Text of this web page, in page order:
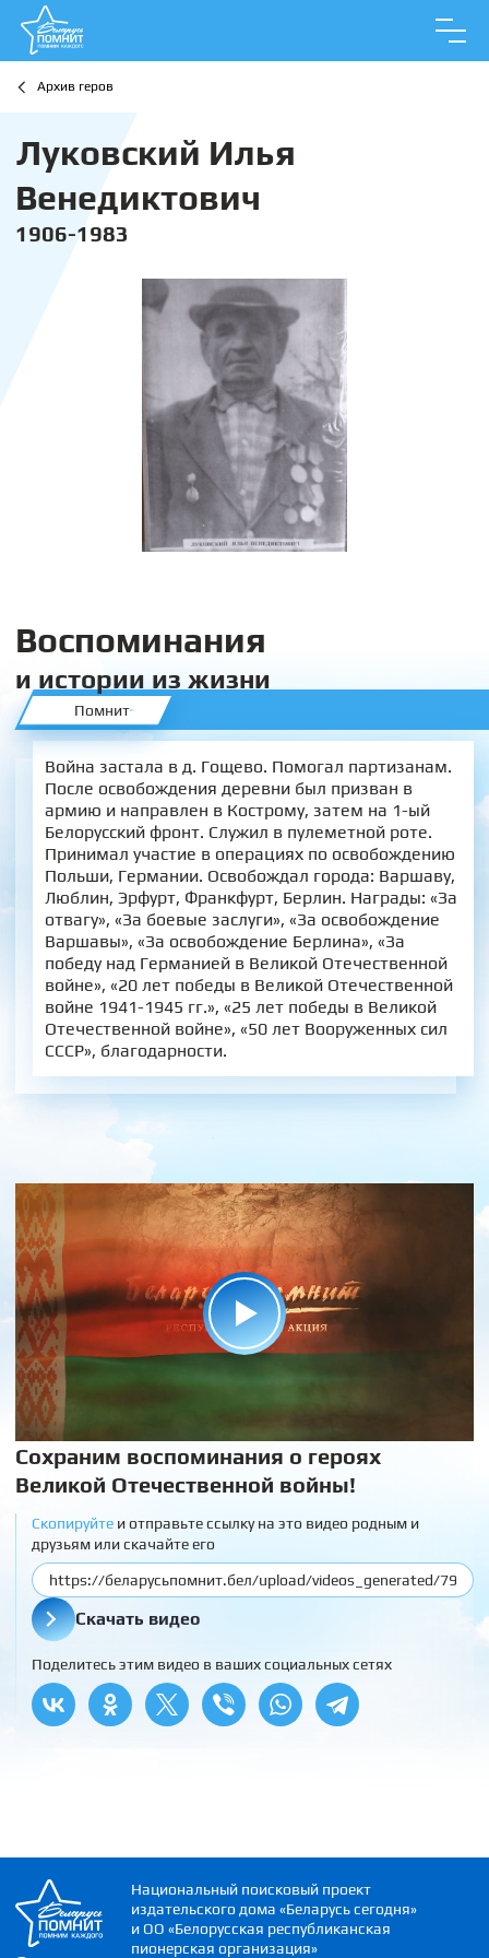
Архив геров
Луковский Илья
Венедиктович
1906-1983
Воспоминания
и истории из жизни
Помнит
Война застала в д. Гощево. Помогал партизанам.
После освобождения деревни был призван в
армию и направлен в Кострому, затем на 1-ый
Белорусский фронт. Служил в пулеметной роте.
Принимал участие в операциях по освобождению
Польши, Германии. Освобождал города: Варшаву,
Люблин, Эрфурт, Франкфурт, Берлин. Награды: «За
отвагу», «За боевые заслуги», «За освобождение
Варшавы», «За освобождение Берлина», «За
победу над Германией в Великой Отечественной
войне», «20 лет победы в Великой Отечественной
войне 1941-1945 гг.», «25 лет победы в Великой
Отечественной войне», «50 лет Вооруженных сил
СССР», благодарности.
Сохраним воспоминания о героях
Великой Отечественной войны!
Скопируйтеи отправьте ссылку на это видео родным и
друзьям или скачайте его
Скачать видео
Поделитесь этим видео в ваших социальных сетях
Национальный поисковый проект
издательского дома «Беларусь сегодня»
и ОО «Белорусская республиканская
пионерская организация»